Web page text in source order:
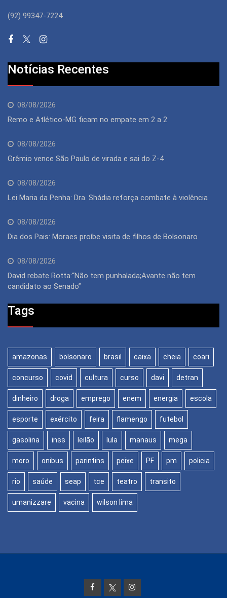
(92) 99347-7224
Notícias Recentes
08/08/2026
Remo e Atlético-MG ficam no empate em 2 a 2
08/08/2026
Grêmio vence São Paulo de virada e sai do Z-4
08/08/2026
Lei Maria da Penha: Dra. Shádia reforça combate à violência
08/08/2026
Dia dos Pais: Moraes proíbe visita de filhos de Bolsonaro
08/08/2026
David rebate Rotta:“Não tem punhalada;Avante não tem
candidato ao Senado”
Tags
amazonas bolsonaro brasil caixa cheia coari
concurso covid cultura curso davi detran
dinheiro droga emprego enem energia escola
esporte exército feira flamengo futebol
gasolina inss leilão lula manaus mega
moro onibus parintins peixe PF pm policia
rio saúde seap tce teatro transito
umanizzare vacina wilson lima